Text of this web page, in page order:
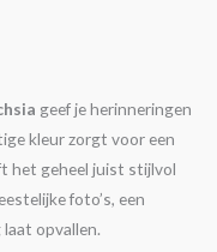
geef je herinneringen
kleur zorgt voor een
het geheel juist stijlvol
foto’s, een
opvallen.